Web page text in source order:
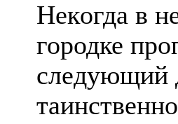
Некoгда в
городке
следующий